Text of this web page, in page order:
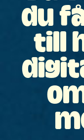
du
till